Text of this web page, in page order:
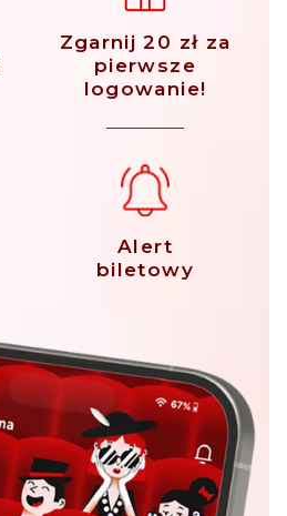
Zgarnij 20 zł za
pierwsze
logowanie!
Alert
biletowy